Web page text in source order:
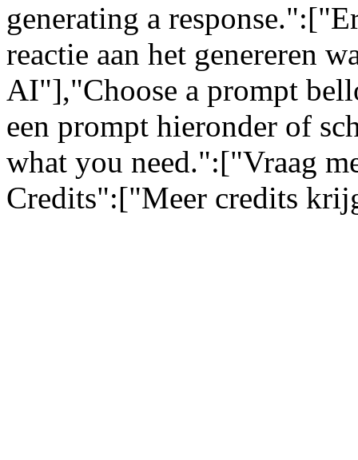
generating a
reactie aan het genereren
AI"],"Choose a prompt
een prompt hieronder of
what you need.":["Vraag
Credits":["Meer credits